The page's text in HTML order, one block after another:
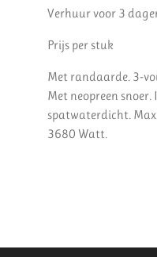
Verhuur voor 3
Prijs per stuk
Met randaarde. 3-
Met neopreen snoer.
spatwaterdicht.
3680 Watt.